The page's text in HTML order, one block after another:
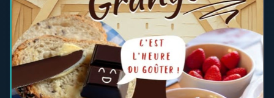
jeux de plein air et les ateliers parents-enfants
chaque mercredi à la salle Suzanne Lenglen. Le
festival se clôturera avec un magnifique ballet
acrobatique et pyrotechnique de la Compagnie
Remue-Ménage, "Rêve", le dimanche 23 août au
Jardin d'Ypres. Le lancement du festival aura lieu le
samedi 11 juillet à 15h30 au Jardin d'Ypres avec